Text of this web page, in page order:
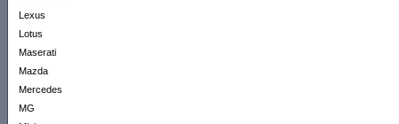
Lexus
Lotus
Maserati
Mazda
Mercedes
MG